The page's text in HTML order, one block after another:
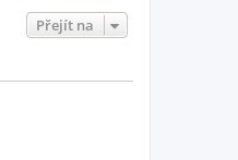
Přejít na